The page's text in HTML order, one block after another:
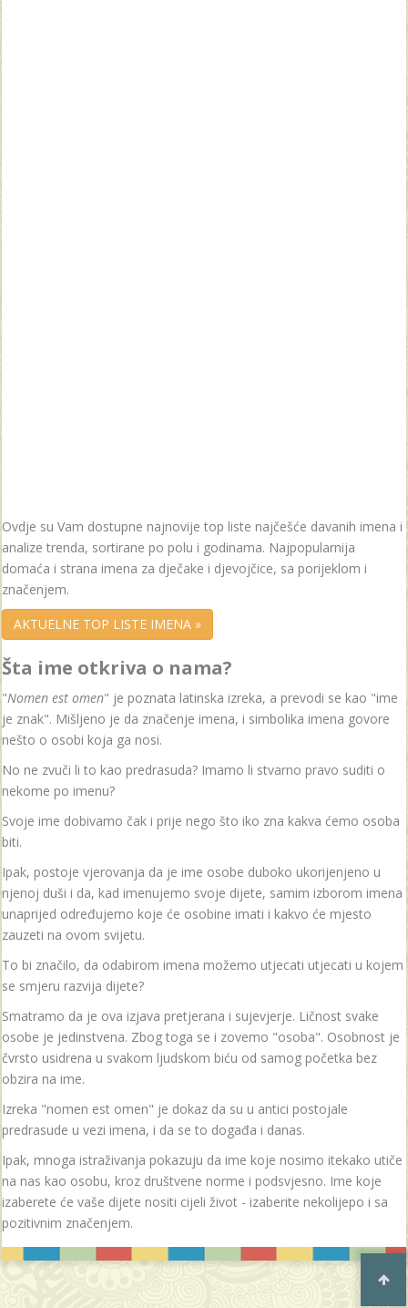
Ovdje su Vam dostupne najnovije top liste najčešće davanih imena i
analize trenda, sortirane po polu i godinama. Najpopularnija
domaća i strana imena za dječake i djevojčice, sa porijeklom i
značenjem.
AKTUELNE TOP LISTE IMENA »
Šta ime otkriva o nama?
"Nomen est omen" je poznata latinska izreka, a prevodi se kao "ime
je znak". Mišljeno je da značenje imena, i simbolika imena govore
nešto o osobi koja ga nosi.
No ne zvuči li to kao predrasuda? Imamo li stvarno pravo suditi o
nekome po imenu?
Svoje ime dobivamo čak i prije nego što iko zna kakva ćemo osoba
biti.
Ipak, postoje vjerovanja da je ime osobe duboko ukorijenjeno u
njenoj duši i da, kad imenujemo svoje dijete, samim izborom imena
unaprijed određujemo koje će osobine imati i kakvo će mjesto
zauzeti na ovom svijetu.
To bi značilo, da odabirom imena možemo utjecati utjecati u kojem
se smjeru razvija dijete?
Smatramo da je ova izjava pretjerana i sujevjerje. Ličnost svake
osobe je jedinstvena. Zbog toga se i zovemo "osoba". Osobnost je
čvrsto usidrena u svakom ljudskom biću od samog početka bez
obzira na ime.
Izreka "nomen est omen" je dokaz da su u antici postojale
predrasude u vezi imena, i da se to događa i danas.
Ipak, mnoga istraživanja pokazuju da ime koje nosimo itekako utiče
na nas kao osobu, kroz društvene norme i podsvjesno. Ime koje
izaberete će vaše dijete nositi cijeli život - izaberite nekolijepo i sa
pozitivnim značenjem.